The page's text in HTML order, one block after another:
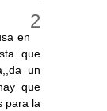
en
que
un
que
para la